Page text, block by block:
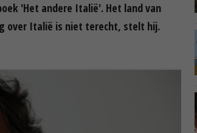
'Het andere Italië'. Het land van
over Italië is niet terecht, stelt hij.